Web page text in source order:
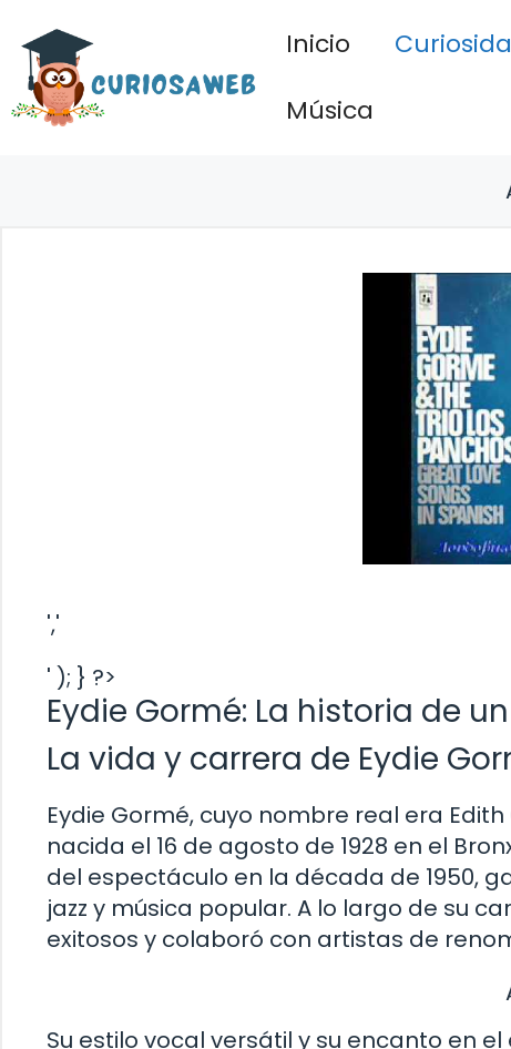
contenido
Inicio
Música
','
' ); } ?>
Eydie Gormé: La historia de
La vida y carrera de Eydie
Eydie Gormé, cuyo nombre real era
nacida el 16 de agosto de 1928 en el
del espectáculo en la década de 1950,
jazz y música popular. A lo largo de su
exitosos y colaboró con artistas de
Su estilo vocal versátil y su encanto en